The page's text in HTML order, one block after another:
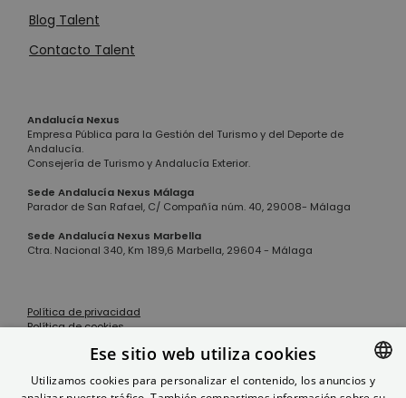
Blog Talent
Contacto Talent
Andalucía Nexus
Empresa Pública para la Gestión del Turismo y del Deporte de
Andalucía.
Consejería de Turismo y Andalucía Exterior.
Sede Andalucía Nexus Málaga
Parador de San Rafael, C/ Compañía núm. 40, 29008- Málaga
Sede Andalucía Nexus Marbella
Ctra. Nacional 340, Km 189,6 Marbella, 29604 - Málaga
Política de privacidad
Política de cookies
InstagramEse sitio web utiliza cookies
Utilizamos cookies para personalizar el contenido, los anuncios y